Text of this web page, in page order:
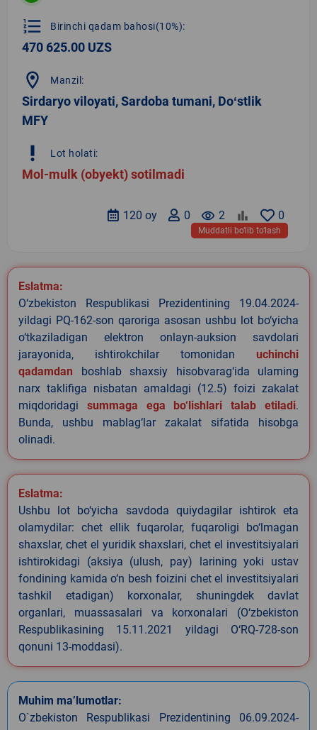
format_list_numbered Birinchi qadam bahosi(10%):
470 625.00 UZS
location_on Manzil:
Sirdaryo viloyati, Sardoba tumani, Doʻstlik
MFY
priority_high Lot holati:
Mol-mulk (obyekt) sotilmadi
0
remove_red_eye 2
0
120 oy
Muddatli bo‘lib to‘lash
Eslatma:
O‘zbekiston Respublikasi Prezidentining 19.04.2024-
yildagi PQ-162-son qaroriga asosan ushbu lot bo‘yicha
o‘tkaziladigan elektron onlayn-auksion savdolari
jarayonida, ishtirokchilar tomonidan uchinchi
qadamdan boshlab shaxsiy hisobvarag‘ida ularning
narx taklifiga nisbatan amaldagi (12.5) foizi zakalat
miqdoridagi summaga ega bo‘lishlari talab etiladi.
Bunda, ushbu mablag‘lar zakalat sifatida hisobga
olinadi.
Eslatma:
Ushbu lot bo‘yicha savdoda quiydagilar ishtirok eta
olamydilar: chet ellik fuqarolar, fuqaroligi bo‘lmagan
shaxslar, chet el yuridik shaxslari, chet el investitsiyalari
ishtirokidagi (aksiya (ulush, pay) larining yoki ustav
fondining kamida o‘n besh foizini chet el investitsiyalari
tashkil etadigan) korxonalar, shuningdek davlat
organlari, muassasalari va korxonalari (O‘zbekiston
Respublikasining 15.11.2021 yildagi O‘RQ-728-son
qonuni 13-moddasi).
Muhim ma’lumotlar:
O`zbekiston Respublikasi Prezidentining 06.09.2024-